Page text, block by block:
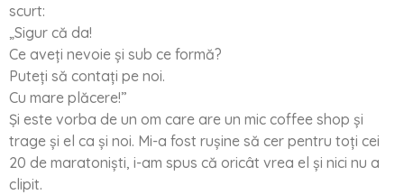
scurt:
„Sigur că da!
Ce aveți nevoie și sub ce formă?
Puteți să contați pe noi.
Cu mare plăcere!”
Și este vorba de un om care are un mic coffee shop și
trage și el ca și noi. Mi-a fost rușine să cer pentru toți cei
20 de maratoniști, i-am spus că oricât vrea el și nici nu a
clipit.